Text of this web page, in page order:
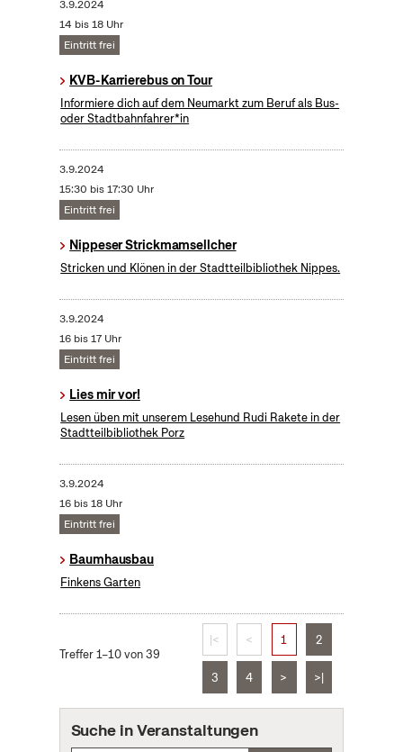
3.9.2024
14 bis 18 Uhr
Eintritt frei
KVB-Karrierebus on Tour
Informiere dich auf dem Neumarkt zum Beruf als Bus-
oder Stadtbahnfahrer*in
3.9.2024
15:30 bis 17:30 Uhr
Eintritt frei
Nippeser Strickmamsellcher
Stricken und Klönen in der Stadtteilbibliothek Nippes.
3.9.2024
16 bis 17 Uhr
Eintritt frei
Lies mir vor!
Lesen üben mit unserem Lesehund Rudi Rakete in der
Stadtteilbibliothek Porz
3.9.2024
16 bis 18 Uhr
Eintritt frei
Baumhausbau
Finkens Garten
Treffer 1–10 von 39
|< < 1 2
3 4 > >|
Suche in Veranstaltungen